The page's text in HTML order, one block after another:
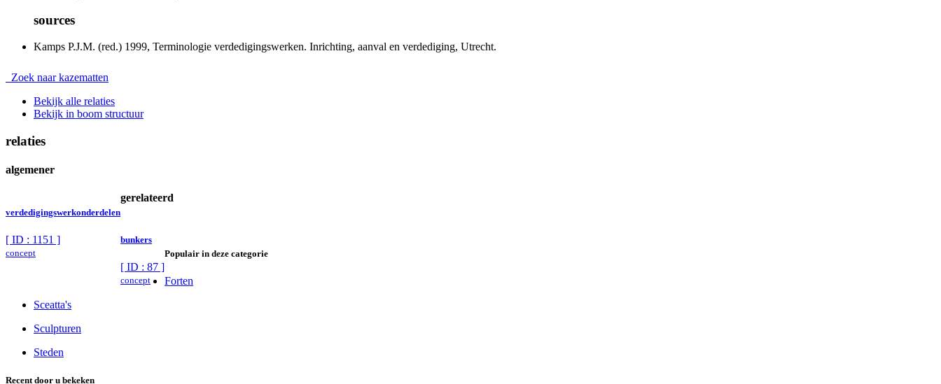
sources
Kamps P.J.M. (red.) 1999, Terminologie verdedigingswerken. Inrichting, aanval en verdediging, Utrecht.
Zoek naar kazematten
Bekijk alle relaties
Bekijk in boom structuur
relaties
algemener
verdedigingswerkonderdelen
[ ID : 1151 ]
concept
gerelateerd
bunkers
[ ID : 87 ]
concept
Populair in deze categorie
Forten
Sceatta's
Sculpturen
Steden
Recent door u bekeken